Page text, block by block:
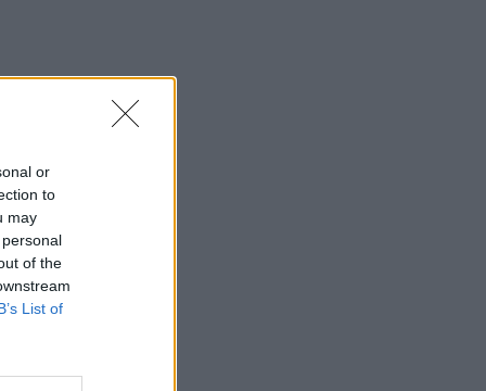
or
to
may
of the
List of